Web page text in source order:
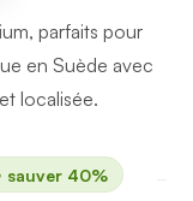
parfaits pour
en Suède avec
localisée.
sauver 40%